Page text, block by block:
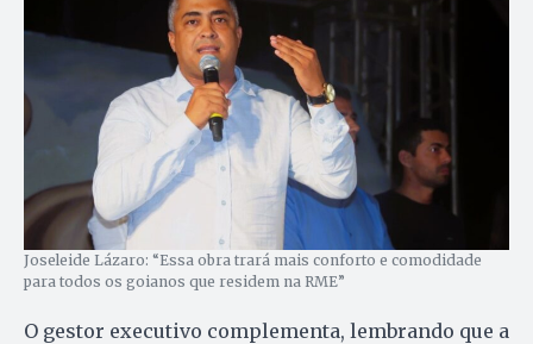
Joseleide Lázaro: “Essa obra trará mais conforto e comodidade
para todos os goianos que residem na RME”
O gestor executivo complementa, lembrando que a